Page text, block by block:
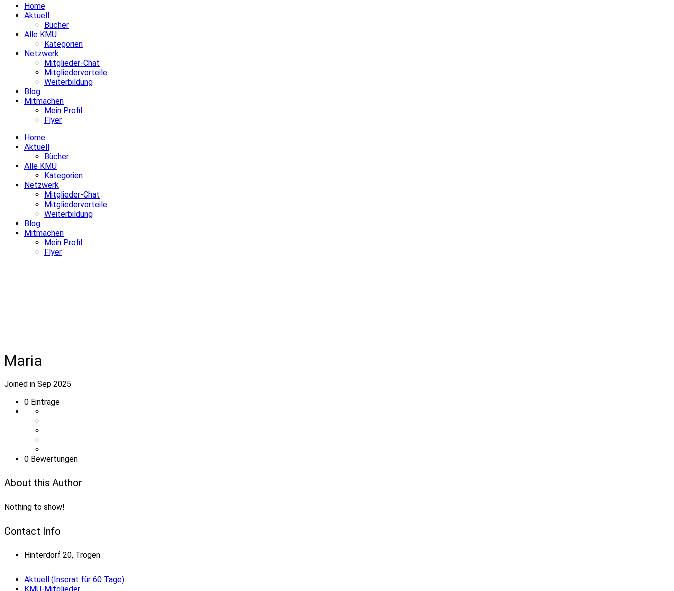
Home
Aktuell
Bücher
Alle KMU
Kategorien
Netzwerk
Mitglieder-Chat
Mitgliedervorteile
Weiterbildung
Blog
Mitmachen
Mein Profil
Flyer
Home
Aktuell
Bücher
Alle KMU
Kategorien
Netzwerk
Mitglieder-Chat
Mitgliedervorteile
Weiterbildung
Blog
Mitmachen
Mein Profil
Flyer
Maria
Joined in Sep 2025
0 Einträge
0 Bewertungen
About this Author
Nothing to show!
Contact Info
Hinterdorf 20, Trogen
Aktuell (Inserat für 60 Tage)